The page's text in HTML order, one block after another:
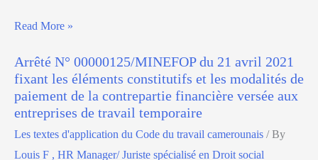
Read More »
Arrêté N° 00000125/MINEFOP du 21 avril 2021
fixant les éléments constitutifs et les modalités de
paiement de la contrepartie financière versée aux
entreprises de travail temporaire
Les textes d'application du Code du travail camerounais / By
Louis F , HR Manager/ Juriste spécialisé en Droit social